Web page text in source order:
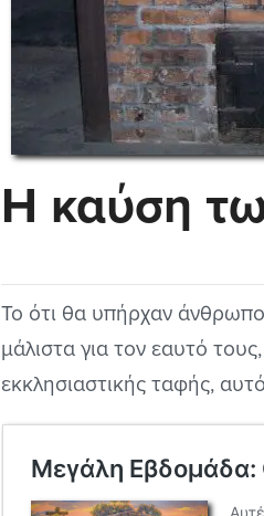
Η καύση
Το ότι θα υπήρχαν
μάλιστα για τον εαυτό
εκκλησιαστικής ταφής,